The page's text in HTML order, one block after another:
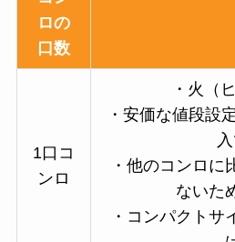
ロの
口数
1口コ
ンロ
・火（
・安価な値段設
・他のコンロに
ないた
・コンパクトサ